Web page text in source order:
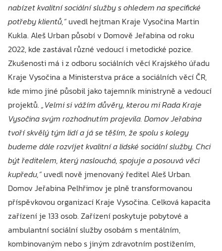
nabízet kvalitní sociální služby s ohledem na specifické
potřeby klientů,“ uvedl hejtman Kraje Vysočina Martin
Kukla. Aleš Urban působí v Domově Jeřabina od roku
2022, kde zastával různé vedoucí i metodické pozice.
Zkušenosti má i z odboru sociálních věcí Krajského úřadu
Kraje Vysočina a Ministerstva práce a sociálních věcí ČR,
kde mimo jiné působil jako tajemník ministryně a vedoucí
projektů. „Velmi si vážím důvěry, kterou mi Rada Kraje
Vysočina svým rozhodnutím projevila. Domov Jeřabina
tvoří skvělý tým lidí a já se těším, že spolu s kolegy
budeme dále rozvíjet kvalitní a lidské sociální služby. Chci
být ředitelem, který naslouchá, spojuje a posouvá věci
kupředu,“ uvedl nově jmenovaný ředitel Aleš Urban.
Domov Jeřabina Pelhřimov je plně transformovanou
příspěvkovou organizací Kraje Vysočina. Celková kapacita
zařízení je 133 osob. Zařízení poskytuje pobytové a
ambulantní sociální služby osobám s mentálním,
kombinovaným nebo s jiným zdravotním postižením,